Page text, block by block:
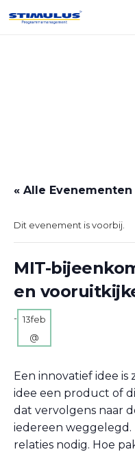
« Alle Evenementen
Dit evenement is voorbij.
MIT-
en
13feb
@
-
Een innovatief idee is
idee een product of
dat vervolgens naar
iedereen weggelegd.
relaties nodig. Hoe